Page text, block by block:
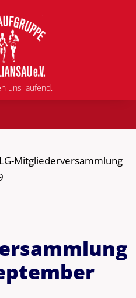
uns laufend.
Mitgliederversammlung